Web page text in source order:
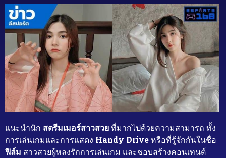
แนะนำนัก สตรีมเมอร์สาวสวยที่มากไปด้วยความสามารถ ทั้ง
การเล่นเกมและการแสดง Handy Driveหรือที่รู้จักกันในชื่อ
ฟิล์ม สาวสวยผู้หลงรักการเล่นเกม และชอบสร้างคอนเทนต์